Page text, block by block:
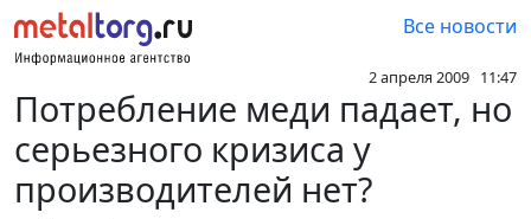
Все новости
2 апреля 2009 11:47
Потребление меди падает, но
серьезного кризиса у
производителей нет?